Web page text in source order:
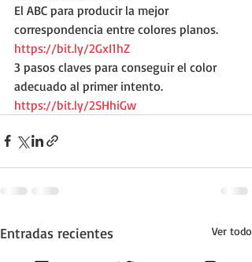
El ABC para producir la mejor
correspondencia entre colores planos.
https://bit.ly/2GxI1hZ
3 pasos claves para conseguir el color
adecuado al primer intento.
https://bit.ly/2SHhiGw
Entradas recientes Ver todo